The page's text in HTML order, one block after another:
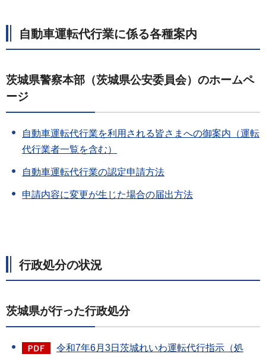
自動車運転代行業に係る各種案内
茨城県警察本部（茨城県公安委員会）のホームペ
ージ
自動車運転代行業を利用される皆さまへの御案内（運転
代行業者一覧を含む）
自動車運転代行業の認定申請方法
申請内容に変更が生じた場合の届出方法
行政処分の状況
茨城県が行った行政処分
令和7年6月3日茨城れいわ運転代行指示（処